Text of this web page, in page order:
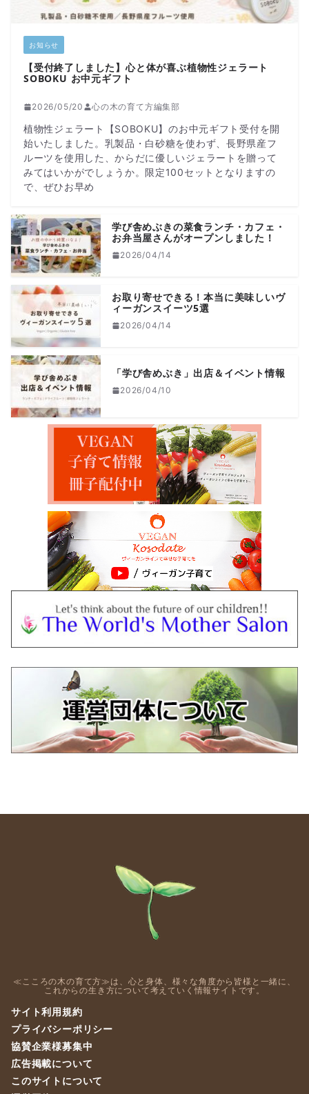
お知らせ
【受付終了しました】心と体が喜ぶ植物性ジェラート
SOBOKU お中元ギフト
2026/05/20 心の木の育て方編集部
植物性ジェラート【SOBOKU】のお中元ギフト受付を開
始いたしました。乳製品・白砂糖を使わず、長野県産フ
ルーツを使用した、からだに優しいジェラートを贈って
みてはいかがでしょうか。限定100セットとなりますの
で、ぜひお早め
学び舎めぶきの菜食ランチ・カフェ・
お弁当屋さんがオープンしました！
2026/04/14
お取り寄せできる！本当に美味しいヴ
ィーガンスイーツ5選
2026/04/14
「学び舎めぶき」出店＆イベント情報
2026/04/10
≪こころの木の育て方≫は、心と身体、様々な角度から皆様と一緒に、
これからの生き方について考えていく情報サイトです。
サイト利用規約
プライバシーポリシー
協賛企業様募集中
広告掲載について
このサイトについて